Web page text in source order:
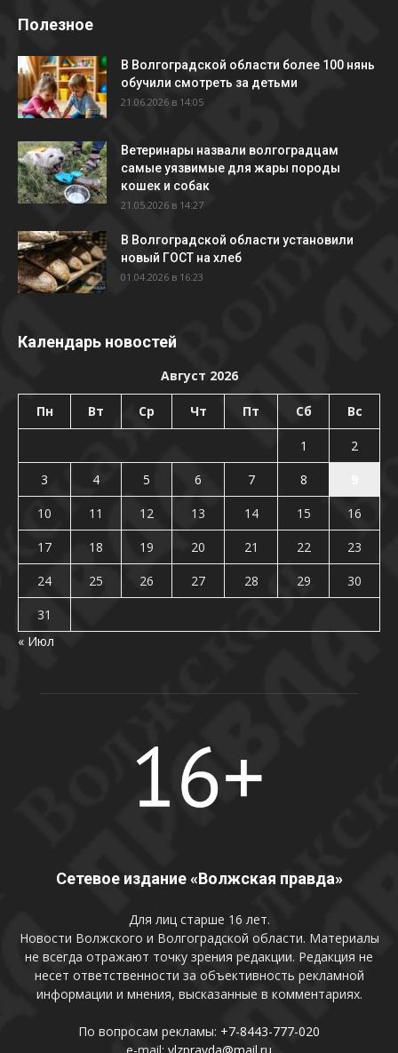
Полезное
В Волгоградской области более 100 нянь
обучили смотреть за детьми
21.06.2026 в 14:05
Ветеринары назвали волгоградцам
самые уязвимые для жары породы
кошек и собак
21.05.2026 в 14:27
В Волгоградской области установили
новый ГОСТ на хлеб
01.04.2026 в 16:23
Календарь новостей
Август 2026
Пн Вт Ср Чт Пт Сб Вс
1
2
3
4 5 6 7 8
10
11 12 13 14 15
16
17
18 19 20 21 22
23
24
25 26 27 28 29
30
31
« Июл
Сетевое издание «Волжская правда»
Для лиц старше 16 лет.
Новости Волжского и Волгоградской области. Материалы
не всегда отражают точку зрения редакции. Редакция не
несет ответственности за объективность рекламной
информации и мнения, высказанные в комментариях.
По вопросам рекламы: +7-8443-777-020